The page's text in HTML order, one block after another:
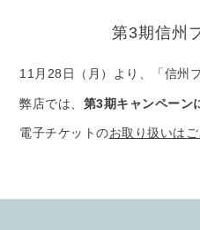
第3期信州
11月28日（月）より、「信州
弊店では、 第3期キャンペーン
電子チケットのお取り扱いは